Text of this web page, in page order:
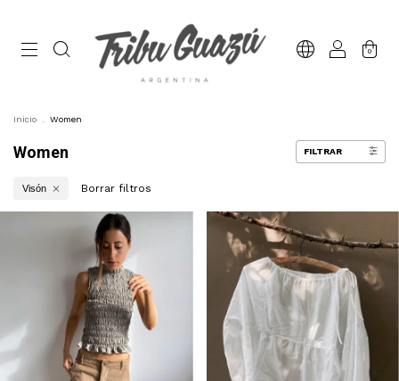
0
Inicio Women
Women FILTRAR
Visón Borrar filtros